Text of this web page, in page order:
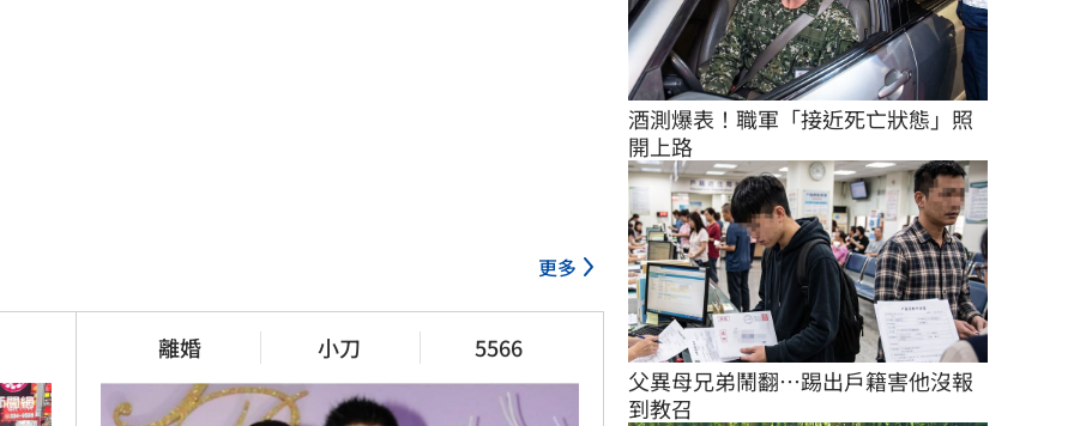
更多
離婚 小刀 5566
酒測爆表！職軍「接近死亡狀態」照
開上路
父異母兄弟鬧翻…踢出戶籍害他沒報
到教召